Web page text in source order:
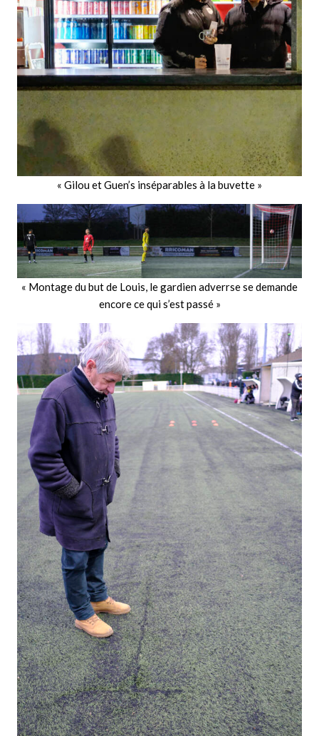
« Gilou et Guen’s inséparables à la buvette »
« Montage du but de Louis, le gardien adverrse se demande
encore ce qui s’est passé »